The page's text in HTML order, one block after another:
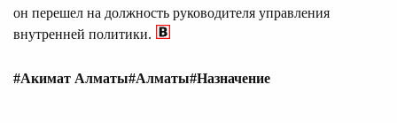
он перешел на должность руководителя управления
внутренней политики.
#Акимат Алматы#Алматы#Назначение